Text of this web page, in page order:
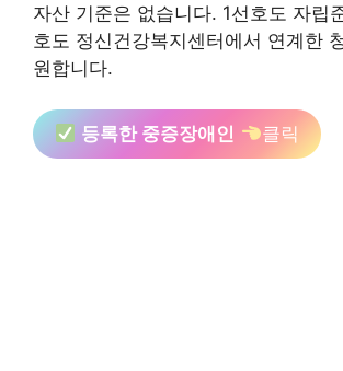
자산 기준은 없습니다. 1선호도 자립
호도 정신건강복지센터에서 연계한
원합니다.
등록한 중증장애인 클릭